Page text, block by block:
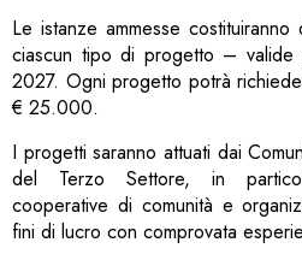
Le istanze ammesse
ciascun tipo di progetto –
2027. Ogni progetto potrà
€ 25.000.
I progetti saranno attuati dai
del Terzo Settore, in
cooperative di comunità e
fini di lucro con comprovata